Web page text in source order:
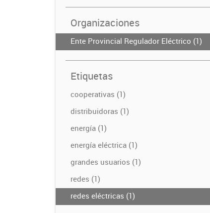
Organizaciones
Ente Provincial Regulador Eléctrico (1)
Etiquetas
cooperativas (1)
distribuidoras (1)
energía (1)
energía eléctrica (1)
grandes usuarios (1)
redes (1)
redes eléctricas (1)